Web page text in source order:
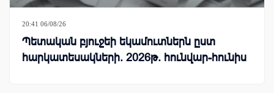
20:41 06/08/26
Պետական բյուջեի եկամուտներն ըստ
հարկատեսակների. 2026թ. հունվար-հունիս